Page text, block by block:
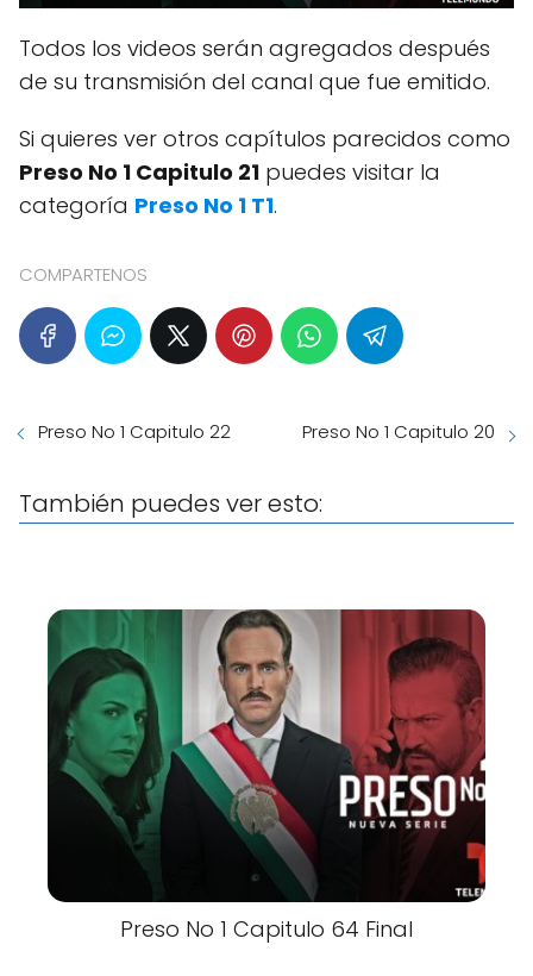
Todos los videos serán agregados después
de su transmisión del canal que fue emitido.
Si quieres ver otros capítulos parecidos como
Preso No 1 Capitulo 21 puedes visitar la
categoría Preso No 1 T1.
COMPARTENOS
Preso No 1 Capitulo 22 Preso No 1 Capitulo 20
También puedes ver esto:
Preso No 1 Capitulo 64 Final